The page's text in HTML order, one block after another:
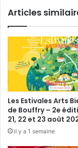
s
t
s
e
t
l
u
l
v
a
Articles
Les Estivales Arts
de Bouffry – 2e
21, 22 et 23 août
il y a 1 semaine